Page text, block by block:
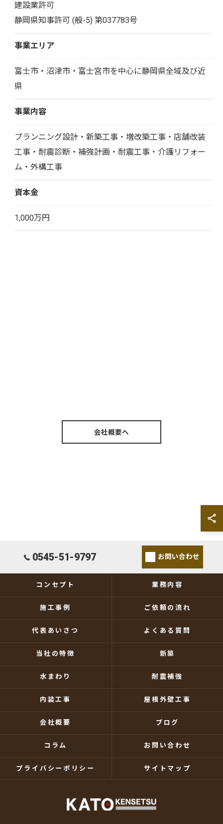
建設業許可
静岡県知事許可 (般-5) 第037783号
事業エリア
富士市・沼津市・富士宮市を中心に静岡県全域及び近
県
事業内容
プランニング設計・新築工事・増改築工事・店舗改装
工事・耐震診断・補強計画・耐震工事・介護リフォー
ム・外構工事
資本金
1,000万円
会社概要へ
0545-51-9797 お問い合わせ
コンセプト 業務内容
施工事例 ご依頼の流れ
代表あいさつ よくある質問
当社の特徴 新築
水まわり 耐震補強
内装工事 屋根外壁工事
会社概要 ブログ
コラム お問い合わせ
プライバシーポリシー サイトマップ